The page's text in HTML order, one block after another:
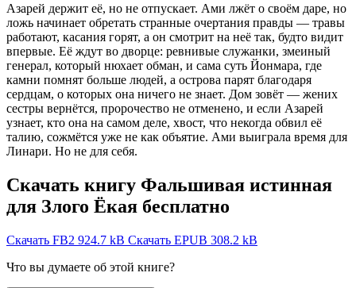
Азарей держит её, но не отпускает. Ами лжёт о своём даре, но
ложь начинает обретать странные очертания правды — травы
работают, касания горят, а он смотрит на неё так, будто видит
впервые. Её ждут во дворце: ревнивые служанки, змеиный
генерал, который нюхает обман, и сама суть Йонмара, где
камни помнят больше людей, а острова парят благодаря
сердцам, о которых она ничего не знает. Дом зовёт — жених
сестры вернётся, пророчество не отменено, и если Азарей
узнает, кто она на самом деле, хвост, что некогда обвил её
талию, сожмётся уже не как объятие. Ами выиграла время для
Линари. Но не для себя.
Скачать книгу Фальшивая истинная
для Злого Ёкая бесплатно
Скачать FB2 924.7 kB Скачать EPUB 308.2 kB
Что вы думаете об этой книге?